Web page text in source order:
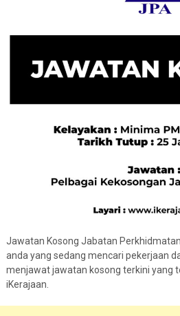
Jawatan Kosong Jabatan
anda yang sedang mencari pekerjaan
menjawat jawatan kosong terkini yang
iKerajaan.